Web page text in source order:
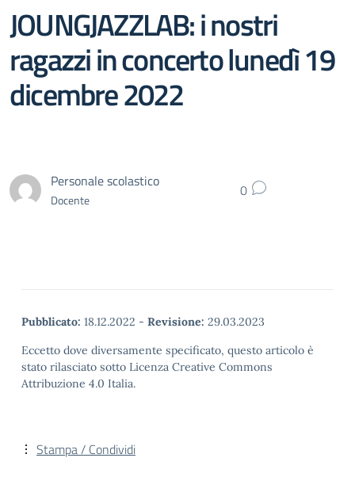
JOUNGJAZZLAB: i nostri
ragazzi in concerto lunedì 19
dicembre 2022
Personale scolastico
Docente 0
Pubblicato: 18.12.2022 - Revisione: 29.03.2023
Eccetto dove diversamente specificato, questo articolo è
stato rilasciato sotto Licenza Creative Commons
Attribuzione 4.0 Italia.
Stampa / Condividi